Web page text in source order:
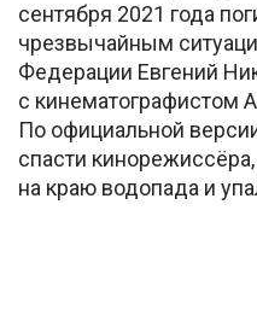
сентября 2021 года
чрезвычайным
Федерации Евгений
с кинематографистом
По официальной
спасти
на краю водопада и